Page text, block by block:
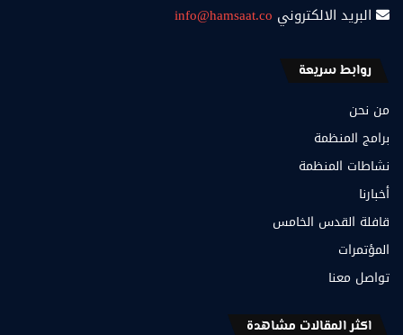
البريد الالكتروني info@hamsaat.co
روابط سريعة
من نحن
برامج المنظمة
نشاطات المنظمة
أخبارنا
قافلة القدس الخامس
المؤتمرات
تواصل معنا
اكثر المقالات مشاهدة